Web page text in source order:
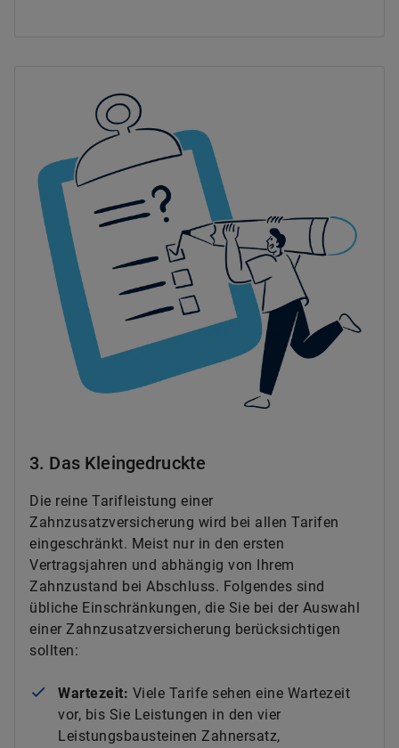
3. Das Kleingedruckte
Die reine Tarifleistung einer
Zahnzusatzversicherung wird bei allen Tarifen
eingeschränkt. Meist nur in den ersten
Vertragsjahren und abhängig von Ihrem
Zahnzustand bei Abschluss. Folgendes sind
übliche Einschränkungen, die Sie bei der Auswahl
einer Zahnzusatzversicherung berücksichtigen
sollten:
Wartezeit: Viele Tarife sehen eine Wartezeit
vor, bis Sie Leistungen in den vier
Leistungsbausteinen Zahnersatz,